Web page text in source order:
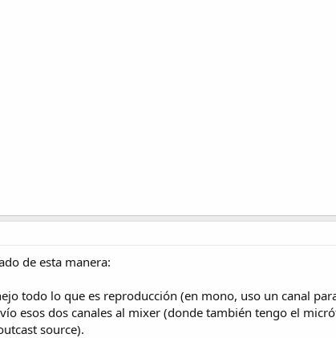
de esta manera:
todo lo que es reproducción (en mono, uso un canal
esos dos canales al mixer (donde también tengo el
source).